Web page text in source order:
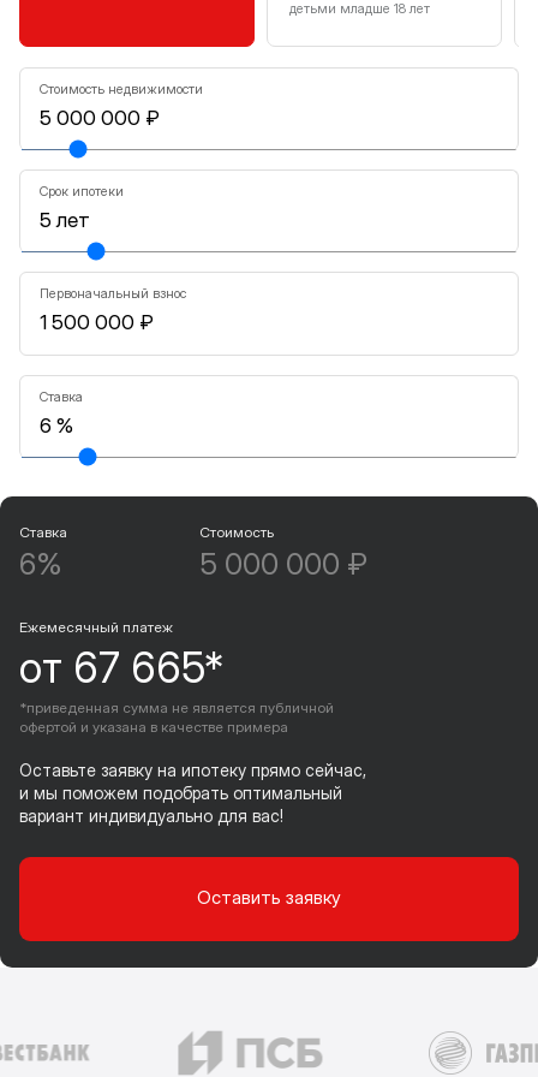
детьми младше 18 лет
Стоимость недвижимости
Срок ипотеки
Первоначальный взнос
Ставка
Ставка
6%
Стоимость
5 000 000 ₽
Ежемесячный платеж
от 67 665*
*приведенная сумма не является публичной
офертой и указана в качестве примера
Оставьте заявку на ипотеку прямо сейчас,
и мы поможем подобрать оптимальный
вариант индивидуально для вас!
Оставить заявку